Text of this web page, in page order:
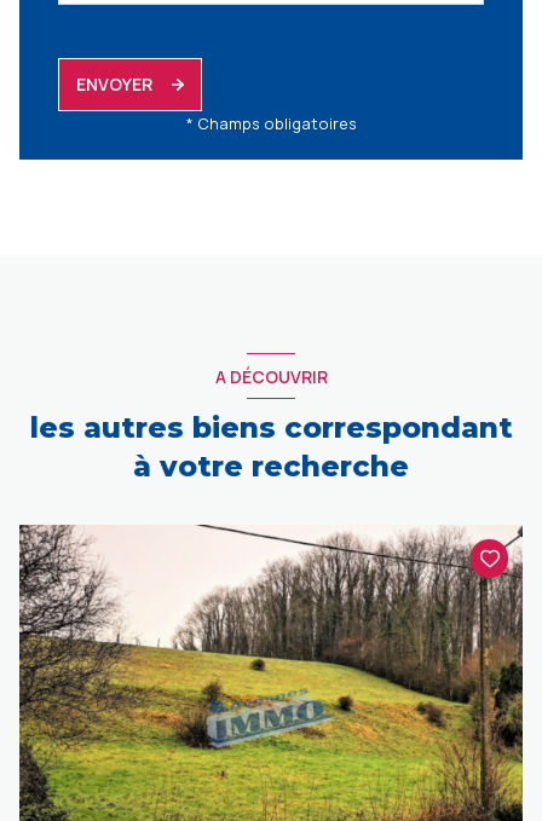
ENVOYER
* Champs obligatoires
A DÉCOUVRIR
les autres biens correspondant
à votre recherche